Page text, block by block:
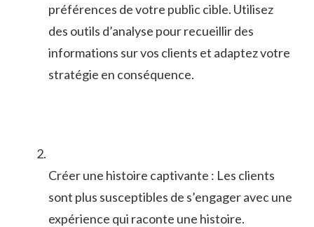
préférences de votre public cible. Utilisez‍
des outils d’analyse pour ​recueillir des
informations​ sur vos clients ‌et adaptez votre
stratégie en conséquence.
Créer une histoire captivante : Les clients
sont plus susceptibles de s’engager avec une
expérience qui⁣ raconte une histoire.